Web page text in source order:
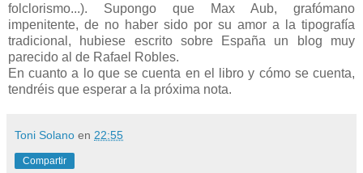
folclorismo...). Supongo que Max Aub, grafómano
impenitente, de no haber sido por su amor a la tipografía
tradicional, hubiese escrito sobre España un blog muy
parecido al de Rafael Robles.
En cuanto a lo que se cuenta en el libro y cómo se cuenta,
tendréis que esperar a la próxima nota.
Toni Solano en 22:55
Compartir